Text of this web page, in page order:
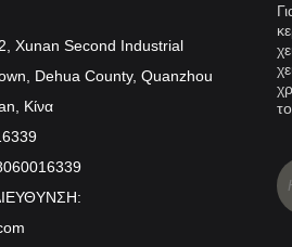
της λεπτής
κρυστάλλου σαν
σαν λίπος, έτσι
"λευκό χήνας" και
πορσελάνης της Κίνας
της κεραμικής
Λευκή
Η φήμη της
δυναστεία των
Η τοποθεσία
Magnetic
Xunan Second Industrial
Dehua County, Quanzhou
Κίνα